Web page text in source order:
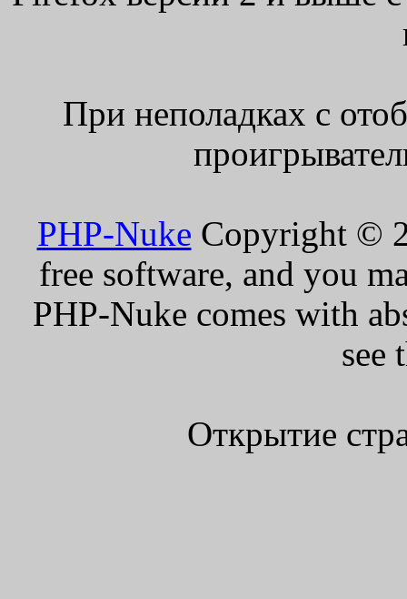
При неполадках с
PHP-Nuke Copyright ©
free software, and you
PHP-Nuke comes with
see
Открытие